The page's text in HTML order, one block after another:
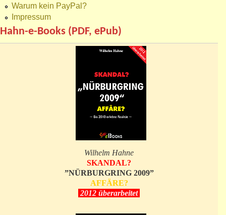
Warum kein PayPal?
Impressum
Hahn-e-Books (PDF, ePub)
Wilhelm Hahne
SKANDAL?
”NÜRBURGRING 2009”
AFFÄRE?
2012 überarbeitet